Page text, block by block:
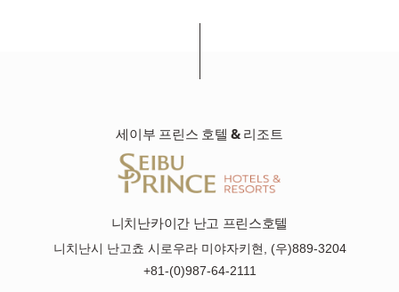
세이부 프린스 호텔 & 리조트
니치난카이간 난고 프린스호텔
니치난시 난고쵸 시로우라 미야자키현, (우)889-3204
+81-(0)987-64-2111